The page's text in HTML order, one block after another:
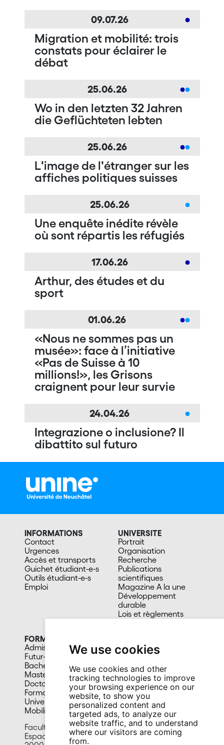
We use cookies
We use cookies and other
tracking technologies to improve
your browsing experience on our
website, to show you
personalized content and
targeted ads, to analyze our
website traffic, and to understand
where our visitors are coming
from.
09.07.26
Migration et mobilité: trois
constats pour éclairer le
débat
25.06.26
Wo in den letzten 32 Jahren
die Geflüchteten lebten
25.06.26
Lʹimage de lʹétranger sur les
affiches politiques suisses
25.06.26
Une enquête inédite révèle
où sont répartis les réfugiés
17.06.26
Arthur, des études et du
sport
01.06.26
«Nous ne sommes pas un
musée»: face à l’initiative
«Pas de Suisse à 10
millions!», les Grisons
craignent pour leur survie
24.04.26
Integrazione o inclusione? Il
dibattito sul futuro
INFORMATIONS
Contact
Urgences
Accès et transports
Guichet étudiant-e-s
Outils étudiant-e-s
Emploi
UNIVERSITE
Portrait
Organisation
Recherche
Publications
scientifiques
Magazine A la une
Développement
durable
Lois et règlements
FORMATION
Admission
Futur-e étudiant-e
Bachelors
Masters
Doctorat
Formation continue
Université du 3e âge
Mobilité
Bibliothèques
Culture et vie sociale
Sports
Santé
Cafétérias
En images
Faculty of Humanities
Espace Tilo-Frey 1